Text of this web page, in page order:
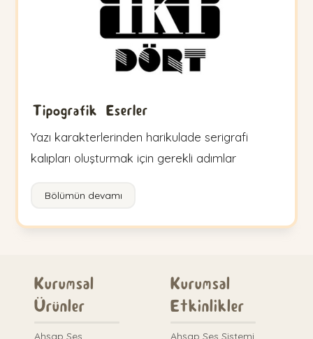
Tipografik Eserler
Yazı karakterlerinden harikulade serigrafi
kalıpları oluşturmak için gerekli adımlar
Bölümün devamı
Kurumsal
Ürünler
Ahşap Ses
Kurumsal
Etkinlikler
Ahşap Ses Sistemi